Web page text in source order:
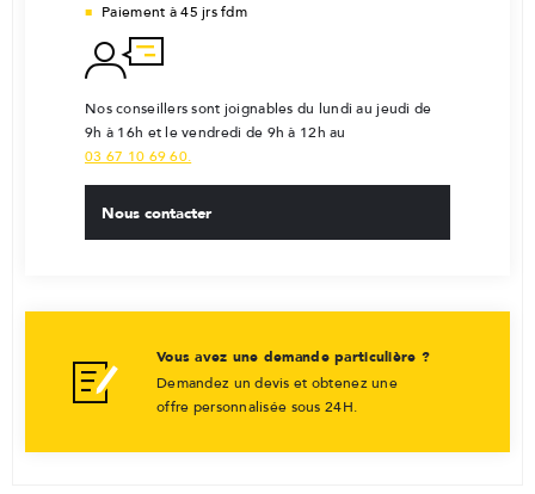
Paiement à 45 jrs fdm
Nos conseillers sont joignables du lundi au jeudi de
9h à 16h et le vendredi de 9h à 12h au
03 67 10 69 60.
Nous contacter
Vous avez une demande particulière ?
Demandez un devis et obtenez une
offre personnalisée sous 24H.